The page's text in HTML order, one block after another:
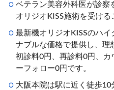
ベテラン美容外科医が診察
オリジオKISS施術を受ける
最新機オリジオKISSのハ
ナブルな価格で提供し、理
初診料0円、再診料0円、カ
ーフォロー0円です。
大阪本院は駅に近く徒歩